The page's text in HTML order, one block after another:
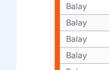
Balay
Balay
Balay
Balay